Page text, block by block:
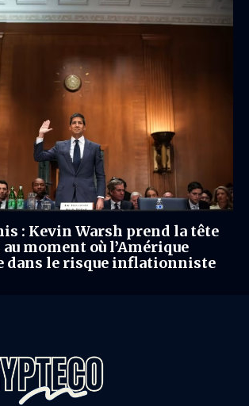
: Kevin Warsh prend la tête
au moment où l’Amérique
dans le risque inflationniste